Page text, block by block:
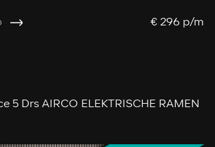
€ 296 p/m
5 Drs AIRCO ELEKTRISCHE RAMEN